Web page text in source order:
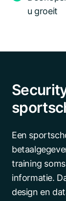
u groeit
Een
training
informatie.
design en